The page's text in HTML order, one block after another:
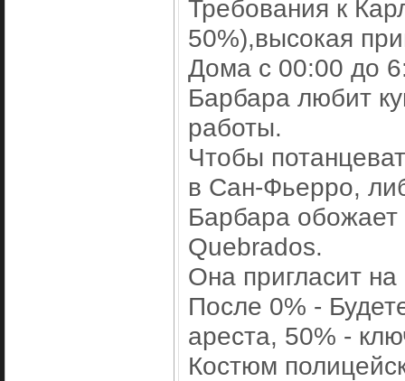
Требования к
50%),высокая
Дома с 00:00 до
Барбара любит
работы.
Чтобы
в Сан-Фьерро,
Барбара обожает
Quebrados.
Она пригласит
После 0% -
ареста, 50% -
Костюм